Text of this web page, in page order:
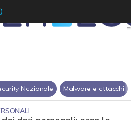
Nazionale Malware e attacchi